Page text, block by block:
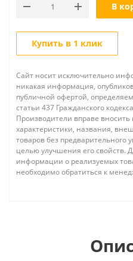
В
Купить в 1 клик
Сайт носит исключительно
никакая информация,
публичной офертой,
статьи 437 Гражданского
Производители вправе
характеристики, названия,
товаров без предварительного
целью улучшения его свойств.
информации о реализуемых
необходимо обратиться к